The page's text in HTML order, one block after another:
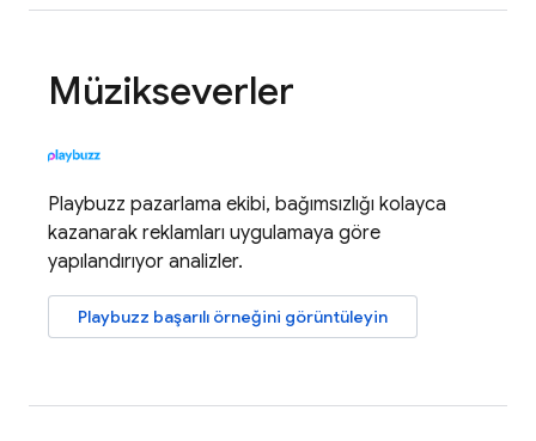
Müzikseverler
Playbuzz pazarlama ekibi, bağımsızlığı kolayca
kazanarak reklamları uygulamaya göre
yapılandırıyor analizler.
Playbuzz başarılı örneğini görüntüleyin